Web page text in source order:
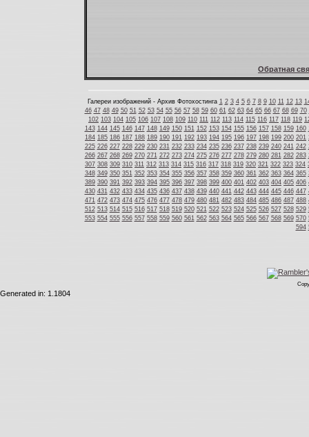
Обратная
Галереи изображений - Архив Фотохостинга 1 2 3 4 5 6 7 8 9 10 11 12 13
46 47 48 49 50 51 52 53 54 55 56 57 58 59 60 61 62 63 64 65 66 67 68 69 70
102 103 104 105 106 107 108 109 110 111 112 113 114 115 116 117 118 119
143 144 145 146 147 148 149 150 151 152 153 154 155 156 157 158 159 160
184 185 186 187 188 189 190 191 192 193 194 195 196 197 198 199 200 201
225 226 227 228 229 230 231 232 233 234 235 236 237 238 239 240 241 242
266 267 268 269 270 271 272 273 274 275 276 277 278 279 280 281 282 283
307 308 309 310 311 312 313 314 315 316 317 318 319 320 321 322 323 324
348 349 350 351 352 353 354 355 356 357 358 359 360 361 362 363 364 365
389 390 391 392 393 394 395 396 397 398 399 400 401 402 403 404 405 406
430 431 432 433 434 435 436 437 438 439 440 441 442 443 444 445 446 447
471 472 473 474 475 476 477 478 479 480 481 482 483 484 485 486 487 488
512 513 514 515 516 517 518 519 520 521 522 523 524 525 526 527 528 529
553 554 555 556 557 558 559 560 561 562 563 564 565 566 567 568 569 570
594
Generated in: 1.1804